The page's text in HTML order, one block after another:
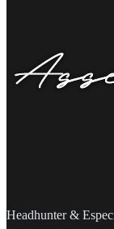
Headhunter &